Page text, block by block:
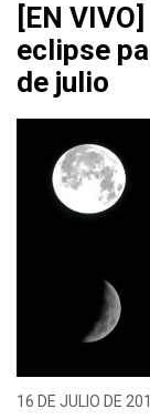
[EN
eclipse
de julio
16 DE JULIO DE